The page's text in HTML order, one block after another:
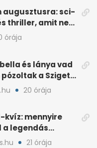
augusztusra: sci-
thriller, amit nem
órája
és lánya vad
a Sziget
20 órája
kvíz: mennyire
a legendás
21 órája